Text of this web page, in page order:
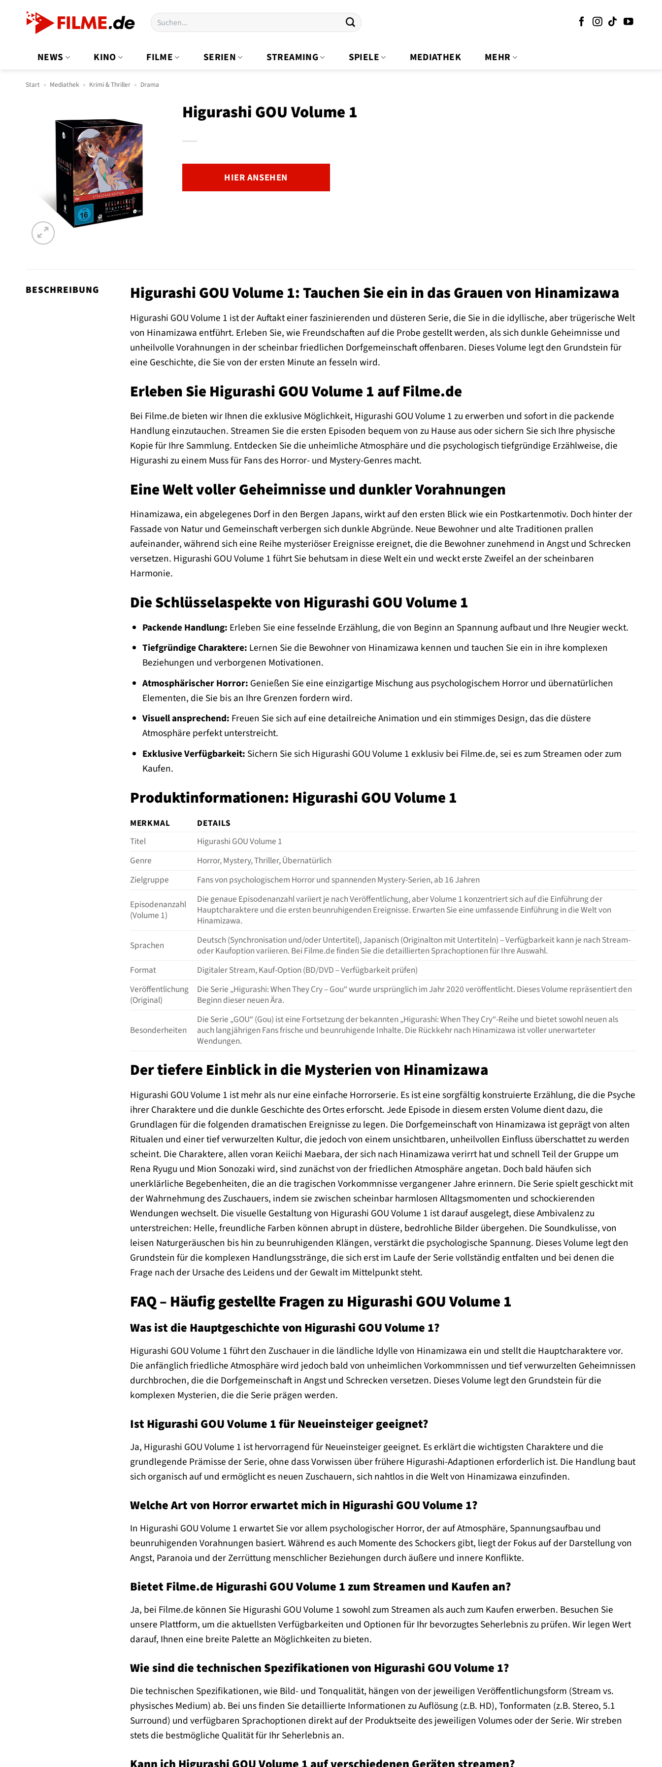
Suchen
nach:
NEWS KINO FILME SERIEN STREAMING SPIELE MEDIATHEK MEHR
Start » Mediathek » Krimi & Thriller » Drama
Higurashi GOU Volume 1
HIER ANSEHEN
BESCHREIBUNG Higurashi GOU Volume 1: Tauchen Sie ein in das Grauen von Hinamizawa
Higurashi GOU Volume 1 ist der Auftakt einer faszinierenden und düsteren Serie, die Sie in die idyllische, aber trügerische Welt
von Hinamizawa entführt. Erleben Sie, wie Freundschaften auf die Probe gestellt werden, als sich dunkle Geheimnisse und
unheilvolle Vorahnungen in der scheinbar friedlichen Dorfgemeinschaft offenbaren. Dieses Volume legt den Grundstein für
eine Geschichte, die Sie von der ersten Minute an fesseln wird.
Erleben Sie Higurashi GOU Volume 1 auf Filme.de
Bei Filme.de bieten wir Ihnen die exklusive Möglichkeit, Higurashi GOU Volume 1 zu erwerben und sofort in die packende
Handlung einzutauchen. Streamen Sie die ersten Episoden bequem von zu Hause aus oder sichern Sie sich Ihre physische
Kopie für Ihre Sammlung. Entdecken Sie die unheimliche Atmosphäre und die psychologisch tiefgründige Erzählweise, die
Higurashi zu einem Muss für Fans des Horror- und Mystery-Genres macht.
Eine Welt voller Geheimnisse und dunkler Vorahnungen
Hinamizawa, ein abgelegenes Dorf in den Bergen Japans, wirkt auf den ersten Blick wie ein Postkartenmotiv. Doch hinter der
Fassade von Natur und Gemeinschaft verbergen sich dunkle Abgründe. Neue Bewohner und alte Traditionen prallen
aufeinander, während sich eine Reihe mysteriöser Ereignisse ereignet, die die Bewohner zunehmend in Angst und Schrecken
versetzen. Higurashi GOU Volume 1 führt Sie behutsam in diese Welt ein und weckt erste Zweifel an der scheinbaren
Harmonie.
Die Schlüsselaspekte von Higurashi GOU Volume 1
Packende Handlung: Erleben Sie eine fesselnde Erzählung, die von Beginn an Spannung aufbaut und Ihre Neugier weckt.
Tiefgründige Charaktere: Lernen Sie die Bewohner von Hinamizawa kennen und tauchen Sie ein in ihre komplexen
Beziehungen und verborgenen Motivationen.
Atmosphärischer Horror: Genießen Sie eine einzigartige Mischung aus psychologischem Horror und übernatürlichen
Elementen, die Sie bis an Ihre Grenzen fordern wird.
Visuell ansprechend: Freuen Sie sich auf eine detailreiche Animation und ein stimmiges Design, das die düstere
Atmosphäre perfekt unterstreicht.
Exklusive Verfügbarkeit: Sichern Sie sich Higurashi GOU Volume 1 exklusiv bei Filme.de, sei es zum Streamen oder zum
Kaufen.
Produktinformationen: Higurashi GOU Volume 1
MERKMAL
DETAILS
Titel
Higurashi GOU Volume 1
Genre
Horror, Mystery, Thriller, Übernatürlich
Zielgruppe
Fans von psychologischem Horror und spannenden Mystery-Serien, ab 16 Jahren
Episodenanzahl
(Volume 1)
Die genaue Episodenanzahl variiert je nach Veröffentlichung, aber Volume 1 konzentriert sich auf die Einführung der
Hauptcharaktere und die ersten beunruhigenden Ereignisse. Erwarten Sie eine umfassende Einführung in die Welt von
Hinamizawa.
Sprachen
Deutsch (Synchronisation und/oder Untertitel), Japanisch (Originalton mit Untertiteln) – Verfügbarkeit kann je nach Stream-
oder Kaufoption variieren. Bei Filme.de finden Sie die detaillierten Sprachoptionen für Ihre Auswahl.
Format
Digitaler Stream, Kauf-Option (BD/DVD – Verfügbarkeit prüfen)
Veröffentlichung
(Original)
Die Serie „Higurashi: When They Cry – Gou“ wurde ursprünglich im Jahr 2020 veröffentlicht. Dieses Volume repräsentiert den
Beginn dieser neuen Ära.
Besonderheiten
Die Serie „GOU“ (Gou) ist eine Fortsetzung der bekannten „Higurashi: When They Cry“-Reihe und bietet sowohl neuen als
auch langjährigen Fans frische und beunruhigende Inhalte. Die Rückkehr nach Hinamizawa ist voller unerwarteter
Wendungen.
Der tiefere Einblick in die Mysterien von Hinamizawa
Higurashi GOU Volume 1 ist mehr als nur eine einfache Horrorserie. Es ist eine sorgfältig konstruierte Erzählung, die die Psyche
ihrer Charaktere und die dunkle Geschichte des Ortes erforscht. Jede Episode in diesem ersten Volume dient dazu, die
Grundlagen für die folgenden dramatischen Ereignisse zu legen. Die Dorfgemeinschaft von Hinamizawa ist geprägt von alten
Ritualen und einer tief verwurzelten Kultur, die jedoch von einem unsichtbaren, unheilvollen Einfluss überschattet zu werden
scheint. Die Charaktere, allen voran Keiichi Maebara, der sich nach Hinamizawa verirrt hat und schnell Teil der Gruppe um
Rena Ryugu und Mion Sonozaki wird, sind zunächst von der friedlichen Atmosphäre angetan. Doch bald häufen sich
unerklärliche Begebenheiten, die an die tragischen Vorkommnisse vergangener Jahre erinnern. Die Serie spielt geschickt mit
der Wahrnehmung des Zuschauers, indem sie zwischen scheinbar harmlosen Alltagsmomenten und schockierenden
Wendungen wechselt. Die visuelle Gestaltung von Higurashi GOU Volume 1 ist darauf ausgelegt, diese Ambivalenz zu
unterstreichen: Helle, freundliche Farben können abrupt in düstere, bedrohliche Bilder übergehen. Die Soundkulisse, von
leisen Naturgeräuschen bis hin zu beunruhigenden Klängen, verstärkt die psychologische Spannung. Dieses Volume legt den
Grundstein für die komplexen Handlungsstränge, die sich erst im Laufe der Serie vollständig entfalten und bei denen die
Frage nach der Ursache des Leidens und der Gewalt im Mittelpunkt steht.
FAQ – Häufig gestellte Fragen zu Higurashi GOU Volume 1
Was ist die Hauptgeschichte von Higurashi GOU Volume 1?
Higurashi GOU Volume 1 führt den Zuschauer in die ländliche Idylle von Hinamizawa ein und stellt die Hauptcharaktere vor.
Die anfänglich friedliche Atmosphäre wird jedoch bald von unheimlichen Vorkommnissen und tief verwurzelten Geheimnissen
durchbrochen, die die Dorfgemeinschaft in Angst und Schrecken versetzen. Dieses Volume legt den Grundstein für die
komplexen Mysterien, die die Serie prägen werden.
Ist Higurashi GOU Volume 1 für Neueinsteiger geeignet?
Ja, Higurashi GOU Volume 1 ist hervorragend für Neueinsteiger geeignet. Es erklärt die wichtigsten Charaktere und die
grundlegende Prämisse der Serie, ohne dass Vorwissen über frühere Higurashi-Adaptionen erforderlich ist. Die Handlung baut
sich organisch auf und ermöglicht es neuen Zuschauern, sich nahtlos in die Welt von Hinamizawa einzufinden.
Welche Art von Horror erwartet mich in Higurashi GOU Volume 1?
In Higurashi GOU Volume 1 erwartet Sie vor allem psychologischer Horror, der auf Atmosphäre, Spannungsaufbau und
beunruhigenden Vorahnungen basiert. Während es auch Momente des Schockers gibt, liegt der Fokus auf der Darstellung von
Angst, Paranoia und der Zerrüttung menschlicher Beziehungen durch äußere und innere Konflikte.
Bietet Filme.de Higurashi GOU Volume 1 zum Streamen und Kaufen an?
Ja, bei Filme.de können Sie Higurashi GOU Volume 1 sowohl zum Streamen als auch zum Kaufen erwerben. Besuchen Sie
unsere Plattform, um die aktuellsten Verfügbarkeiten und Optionen für Ihr bevorzugtes Seherlebnis zu prüfen. Wir legen Wert
darauf, Ihnen eine breite Palette an Möglichkeiten zu bieten.
Wie sind die technischen Spezifikationen von Higurashi GOU Volume 1?
Die technischen Spezifikationen, wie Bild- und Tonqualität, hängen von der jeweiligen Veröffentlichungsform (Stream vs.
physisches Medium) ab. Bei uns finden Sie detaillierte Informationen zu Auflösung (z.B. HD), Tonformaten (z.B. Stereo, 5.1
Surround) und verfügbaren Sprachoptionen direkt auf der Produktseite des jeweiligen Volumes oder der Serie. Wir streben
stets die bestmögliche Qualität für Ihr Seherlebnis an.